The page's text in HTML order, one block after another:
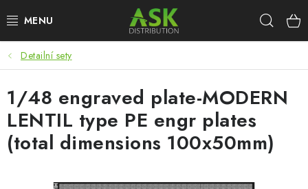
na
WARHAMMER
ASK PRODUKTY
NOVINKY
Detailní sety
1/48 engraved plate-MODERN
LENTIL type PE engr plates
(total dimensions 100x50mm)